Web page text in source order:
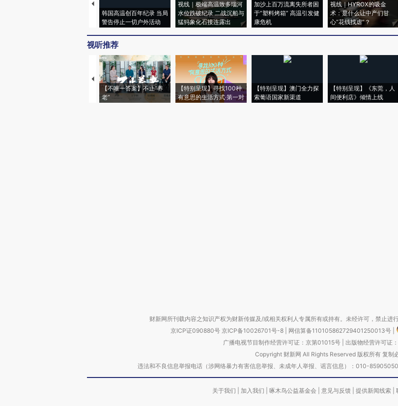
韩国高温创百年纪录 当局
警告停止一切户外活动
视线｜极端高温致多瑙河
水位跌破纪录 二战沉船与
猛犸象化石接连露出
加沙上百万流离失所者困
于“塑料烤箱” 高温引发健
康危机
视线｜HYROX的吸金
术：是什么让中产们甘
心“花钱找虐”？
视听推荐
【不唯一答案】不止“养
老”
【特别呈现】寻找100种
有意思的生活方式·第一对
【特别呈现】澳门全力探
索葡语国家新渠道
【特别呈现】《东莞，人
间便利店》倾情上线
财新网所刊载内容之知识产权为财新传媒及/或相关权利人专属所有或持有。未经许可，禁止进
京ICP证090880号 京ICP备10026701号-8 网信算备110105862729401250013号
广播电视节目制作经营许可证：京第01015号| 出版物经营许可证
Copyright 财新网 All Rights Reserved 版权所有 复制
违法和不良信息举报电话（涉网络暴力有害信息举报、未成年人举报、谣言信息）：010-
关于我们 加入我们 啄木鸟公益基金会 意见与反馈 提供新闻线索